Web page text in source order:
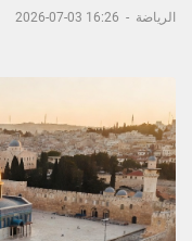
الرياضة -
16:26 03-07-2026